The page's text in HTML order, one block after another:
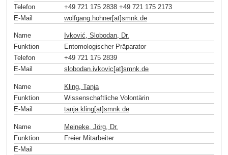
Telefon
+49 721 175 2838 +49 721 175 2173
E-Mail
wolfgang.hohner[at]smnk de
Name
Ivković, Slobodan, Dr.
Funktion
Entomologischer Präparator
Telefon
+49 721 175 2839
E-Mail
slobodan.ivkovic[at]smnk.de
Name
Kling, Tanja
Funktion
Wissenschaftliche Volontärin
E-Mail
tanja.kling[at]smnk.de
Name
Meineke, Jörg, Dr.
Funktion
Freier Mitarbeiter
E-Mail